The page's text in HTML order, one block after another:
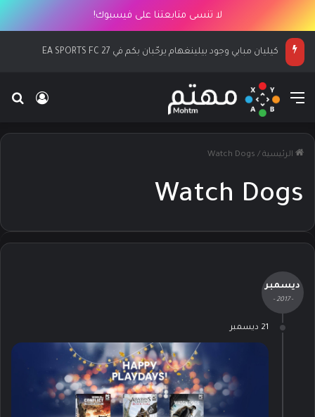
لا تنسى متابعتنا على فيسبوك!
كيليان مبابي وجود بيلينغهام يرحّبان بكم في EA SPORTS FC 27
القائمة
الرئيسية /
Watch Dogs
Watch Dogs
ديسمبر
- 2017 -
21 ديسمبر